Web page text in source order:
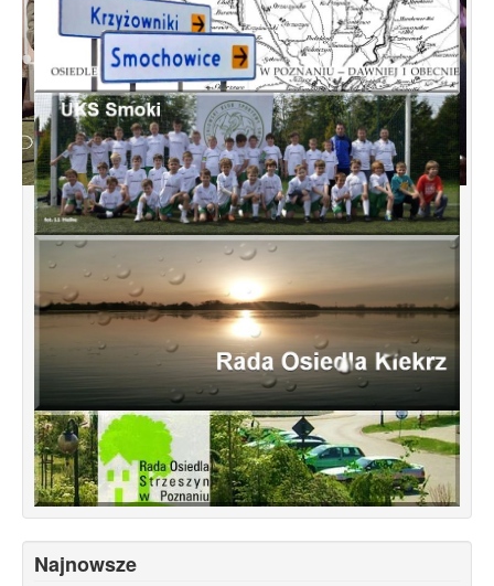
Konsultacje dotyczące terenu
Smochowice Południe w rejonie ulic
położonych pomiędzy Wejherowską,
Starogardzką, Pniewską, Pelplińską.
Najnowsze